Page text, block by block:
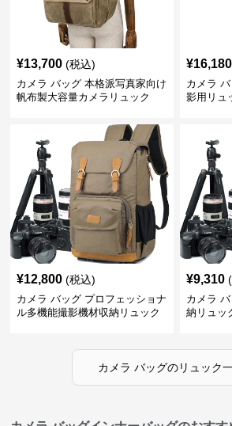
¥13,700 (税込)
カメラ バッグ 本格派写真家向け
帆布製大容量カメラリュック
¥16,180
カメラ
影用リュ
¥12,800 (税込)
カメラ バッグ プロフェッショナ
ル多機能撮影機材収納リュック
¥9,310
カメラ
納リュッ
カメラ バッグのリュック